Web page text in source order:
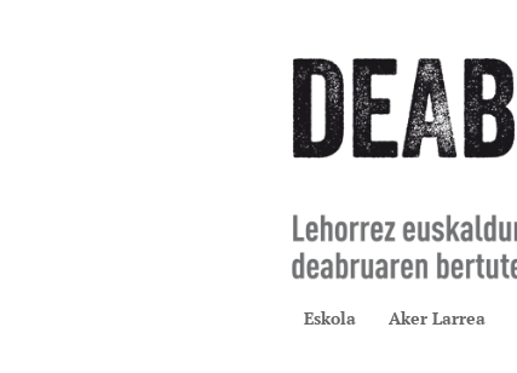
Eskola Aker Larrea